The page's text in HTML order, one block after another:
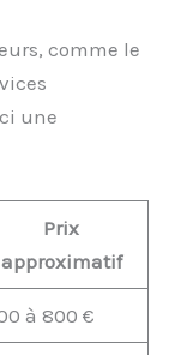
comme le
une
Prix
approximatif
à 800 €